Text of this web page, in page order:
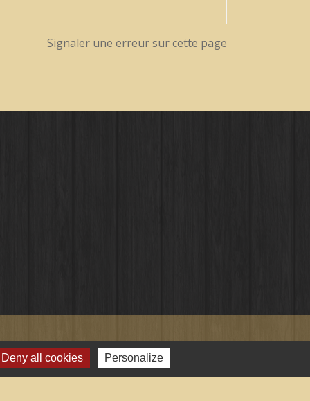
Signaler une erreur sur cette page
all cookies Personalize